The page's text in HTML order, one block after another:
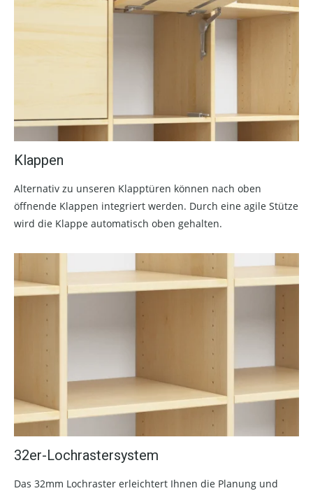
Klappen
Alternativ zu unseren Klapptüren können nach oben
öffnende Klappen integriert werden. Durch eine agile Stütze
wird die Klappe automatisch oben gehalten.
32er-Lochrastersystem
Das 32mm Lochraster erleichtert Ihnen die Planung und